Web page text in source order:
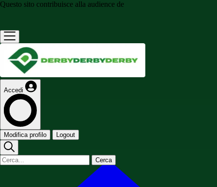
Questo sito contribuisce alla audience de
Accedi
Modifica profilo Logout
Cerca